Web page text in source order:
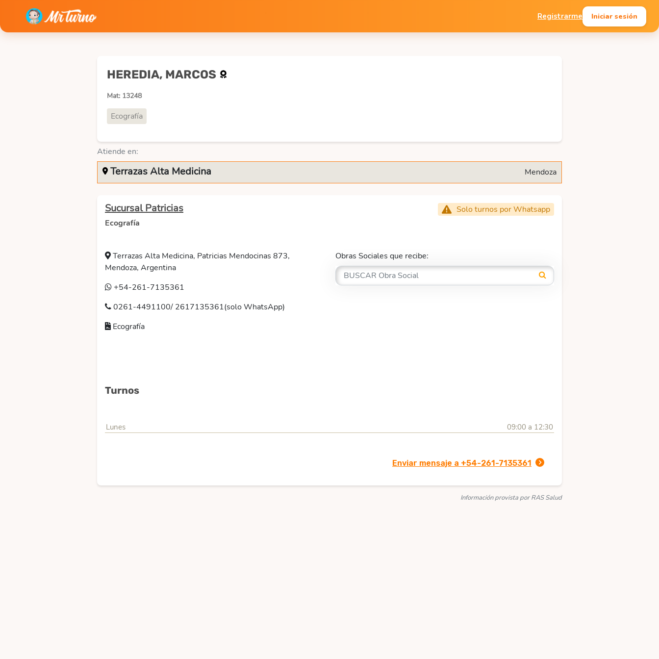
Registrarme Iniciar sesión
HEREDIA, MARCOS
Mat: 13248
Ecografía
Atiende en:
Terrazas Alta Medicina Mendoza
Sucursal Patricias
Ecografía
Solo turnos por Whatsapp
Terrazas Alta Medicina, Patricias Mendocinas 873,
Mendoza, Argentina
+54-261-7135361
0261-4491100/ 2617135361(solo WhatsApp)
Ecografía
Obras Sociales que recibe:
Turnos
Lunes 09:00 a 12:30
Enviar mensaje a +54-261-7135361
Información provista por RAS Salud